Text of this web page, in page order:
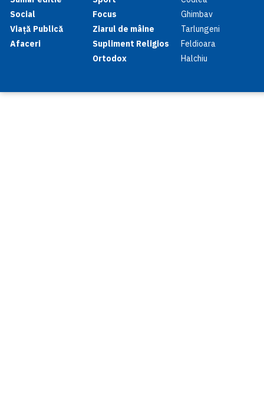
Social
Viață Publică
Afaceri
Focus
Ziarul de mâine
Supliment Religios
Ortodox
Ghimbav
Tarlungeni
Feldioara
Halchiu